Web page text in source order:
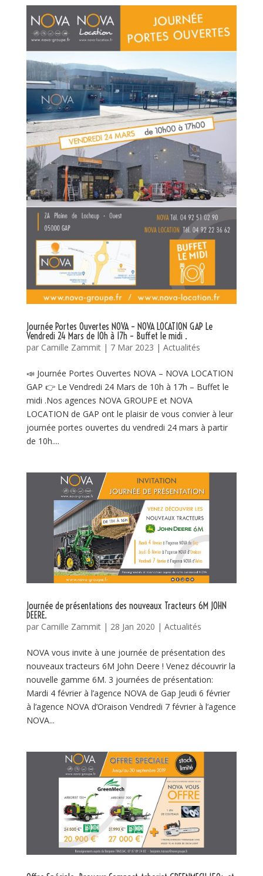
Journée Portes Ouvertes NOVA – NOVA LOCATION GAP Le
Vendredi 24 Mars de 10h à 17h – Buffet le midi .
par Camille Zammit| 7 Mar 2023 | Actualités
📣 Journée Portes Ouvertes NOVA – NOVA LOCATION
GAP 👉 Le Vendredi 24 Mars de 10h à 17h – Buffet le
midi .Nos agences NOVA GROUPE et NOVA
LOCATION de GAP ont le plaisir de vous convier à leur
journée portes ouvertes du vendredi 24 mars à partir
de 10h....
Journée de présentations des nouveaux Tracteurs 6M JOHN
DEERE.
par Camille Zammit| 28 Jan 2020 | Actualités
NOVA vous invite à une journée de présentation des
nouveaux tracteurs 6M John Deere ! Venez découvrir la
nouvelle gamme 6M. 3 journées de présentation:
Mardi 4 février à l’agence NOVA de Gap Jeudi 6 février
à l’agence NOVA d’Oraison Vendredi 7 février à l’agence
NOVA...